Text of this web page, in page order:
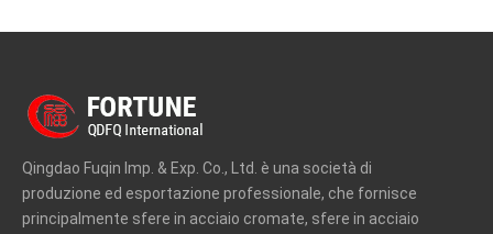
Qingdao Fuqin Imp. & Exp. Co., Ltd. è una società di
produzione ed esportazione professionale, che fornisce
principalmente sfere in acciaio cromate, sfere in acciaio